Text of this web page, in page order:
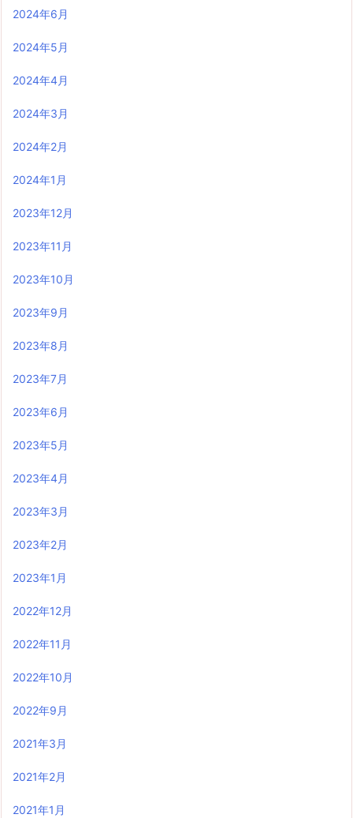
2024年6月
2024年5月
2024年4月
2024年3月
2024年2月
2024年1月
2023年12月
2023年11月
2023年10月
2023年9月
2023年8月
2023年7月
2023年6月
2023年5月
2023年4月
2023年3月
2023年2月
2023年1月
2022年12月
2022年11月
2022年10月
2022年9月
2021年3月
2021年2月
2021年1月